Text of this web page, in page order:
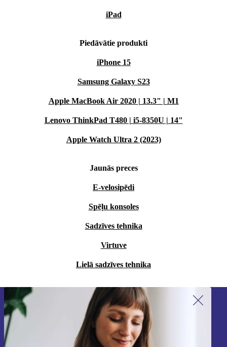
iPad
Piedāvātie produkti
iPhone 15
Samsung Galaxy S23
Apple MacBook Air 2020 | 13.3" | M1
Lenovo ThinkPad T480 | i5-8350U | 14"
Apple Watch Ultra 2 (2023)
Jaunās preces
E-velosipēdi
Spēļu konsoles
Sadzīves tehnika
Virtuve
Lielā sadzīves tehnika
Piesakieties mūsu jaunumu
saņemšanai!
Nekad vairs nepalaidiet garām nevienu
piedāvājumu.